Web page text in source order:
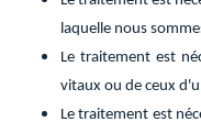
laquelle nous
Le traitement est
vitaux ou de ceux
Le traitement est